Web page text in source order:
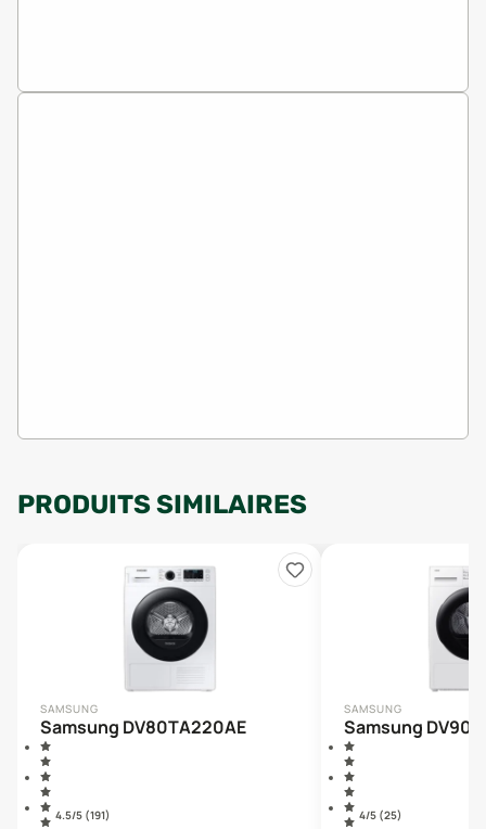
PRODUITS SIMILAIRES
SAMSUNG
Samsung DV80TA220AE
4.5/5 (191)
SAMSUNG
Samsung
4/5 (25)